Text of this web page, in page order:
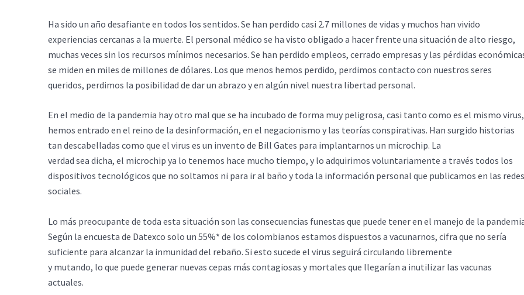
Ha sido un año desafiante en todos los sentidos. Se han perdido casi 2.7 millones de vidas y muchos han vivido
experiencias cercanas a la muerte. El personal médico se ha visto obligado a hacer frente una situación de alto riesgo,
muchas veces sin los recursos mínimos necesarios. Se han perdido empleos, cerrado empresas y las pérdidas
se miden en miles de millones de dólares. Los que menos hemos perdido, perdimos contacto con nuestros seres
queridos, perdimos la posibilidad de dar un abrazo y en algún nivel nuestra libertad personal.
En el medio de la pandemia hay otro mal que se ha incubado de forma muy peligrosa, casi tanto como es el mismo virus,
hemos entrado en el reino de la desinformación, en el negacionismo y las teorías conspirativas. Han surgido historias
tan descabelladas como que el virus es un invento de Bill Gates para implantarnos un microchip. La
verdad sea dicha, el microchip ya lo tenemos hace mucho tiempo, y lo adquirimos voluntariamente a través todos los
dispositivos tecnológicos que no soltamos ni para ir al baño y toda la información personal que publicamos en las redes
sociales.
Lo más preocupante de toda esta situación son las consecuencias funestas que puede tener en el manejo de la
Según la encuesta de Datexco solo un 55%* de los colombianos estamos dispuestos a vacunarnos, cifra que no sería
suficiente para alcanzar la inmunidad del rebaño. Si esto sucede el virus seguirá circulando libremente
y mutando, lo que puede generar nuevas cepas más contagiosas y mortales que llegarían a inutilizar las vacunas
actuales.